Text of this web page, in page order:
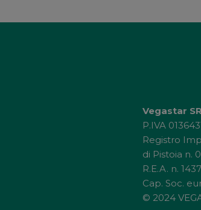
Vegastar
P.IVA
Registro
di Pistoia n.
R.E.A. n.
Cap. Soc.
© 2024